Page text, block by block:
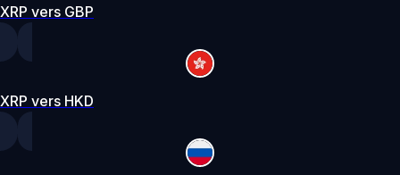
XRP vers GBP
XRP vers HKD